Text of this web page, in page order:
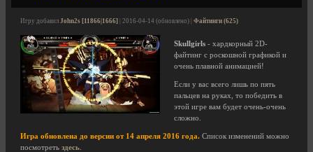
Игру добавил John2s [11866|1666] | 2016-04-14 (обновлено) | Файтинги (625)
Skullgirls - хардкорный 2D-
файтинг с роскошной графикой и
очень плавной анимацией!
Если у вас всего лишь по пять
пальцев на руках, то победить в
этой игре вам будет очень-очень
сложно.
Игра обновлена до версии от 14 апреля 2016 года. Список изменений можно
посмотреть здесь